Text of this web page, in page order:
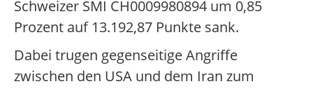
Schweizer SMI CH0009980894 um 0,85
Prozent auf 13.192,87 Punkte sank.
Dabei trugen gegenseitige Angriffe
zwischen den USA und dem Iran zum